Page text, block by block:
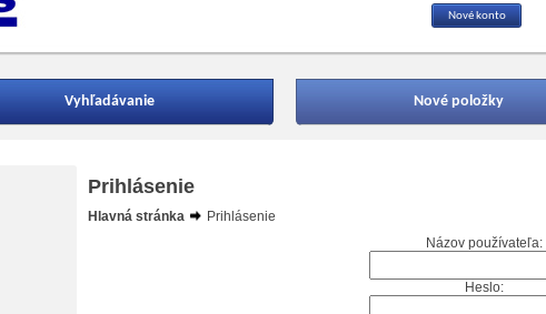
Nové konto
Vyhľadávanie Nové položky
Prihlásenie
Hlavná stránka
Prihlásenie
Názov používateľa:
Heslo: